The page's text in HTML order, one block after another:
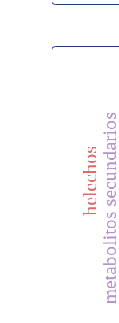
metabolitos secundarios
helechos